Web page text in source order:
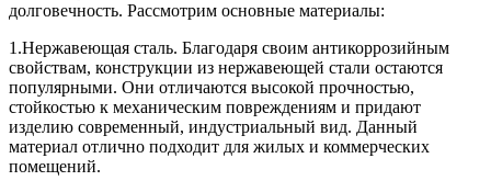
долговечность. Рассмотрим основные материалы:
1.Нержавеющая сталь. Благодаря своим антикоррозийным
свойствам, конструкции из нержавеющей стали остаются
популярными. Они отличаются высокой прочностью,
стойкостью к механическим повреждениям и придают
изделию современный, индустриальный вид. Данный
материал отлично подходит для жилых и коммерческих
помещений.